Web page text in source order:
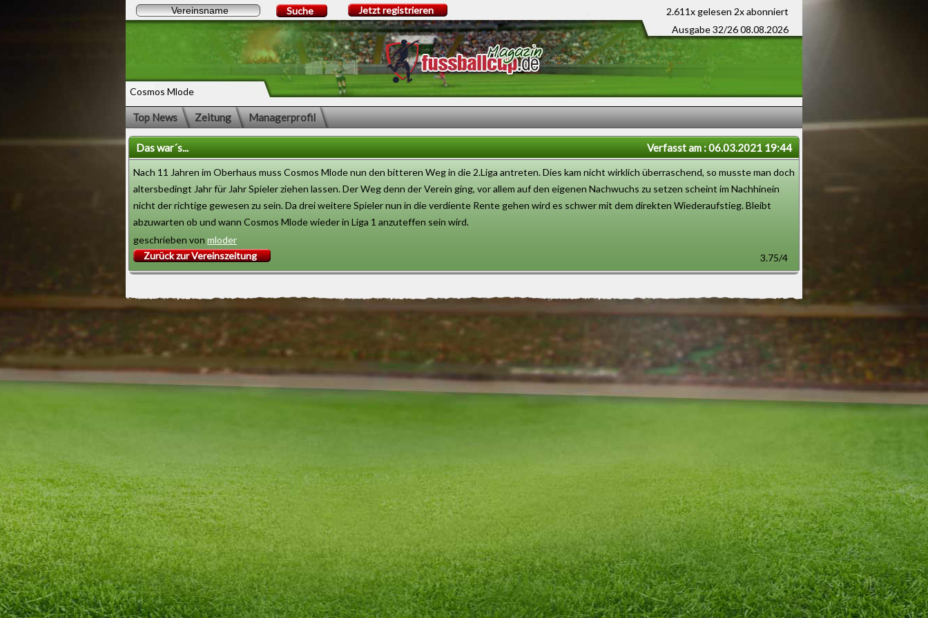
2.611x gelesen 2x abonniert
Ausgabe 32/26 08.08.2026
Cosmos Mlode
Suche Jetzt registrieren
Top News Zeitung Managerprofil
Das war´s... Verfasst am : 06.03.2021 19:44
Nach 11 Jahren im Oberhaus muss Cosmos Mlode nun den bitteren Weg in die 2.Liga antreten. Dies kam nicht wirklich überraschend, so musste man doch
altersbedingt Jahr für Jahr Spieler ziehen lassen. Der Weg denn der Verein ging, vor allem auf den eigenen Nachwuchs zu setzen scheint im Nachhinein
nicht der richtige gewesen zu sein. Da drei weitere Spieler nun in die verdiente Rente gehen wird es schwer mit dem direkten Wiederaufstieg. Bleibt
abzuwarten ob und wann Cosmos Mlode wieder in Liga 1 anzuteffen sein wird.
geschrieben von mloder
Zurück zur Vereinszeitung
3.75/4